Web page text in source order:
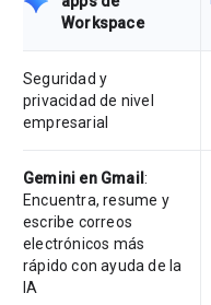
Workspace
Seguridad y
privacidad de nivel
empresarial
Gemini en Gmail :
Encuentra, resume y
escribe correos
electrónicos más
rápido con ayuda de la
IA